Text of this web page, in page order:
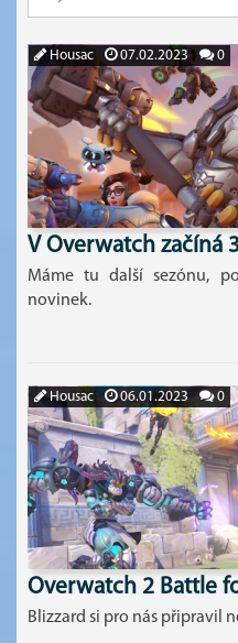
Housac 07.02.2023 0
V Overwatch začíná
Máme tu další sezónu,
novinek.
Housac 06.01.2023 0
Overwatch 2 Battle
Blizzard si pro nás připravil